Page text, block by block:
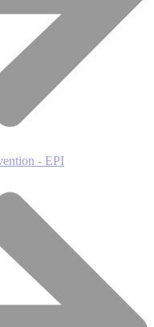
- EPI